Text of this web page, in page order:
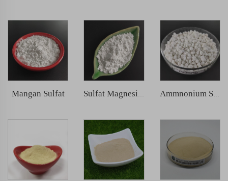
Mangan Sulfat Ammnonium Sulfat